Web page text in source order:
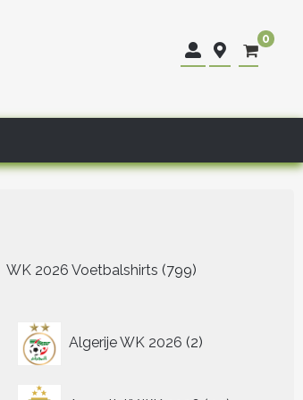
0
WK 2026 Voetbalshirts 799
producten
Algerije WK 2026 2
producten